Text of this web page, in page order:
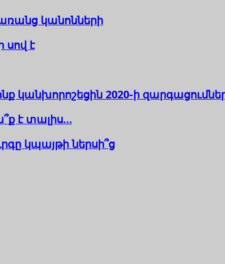
կանոնների
է
կանխորոշեցին 2020-ի
է տալիս…
կպայթի ներսի՞ց